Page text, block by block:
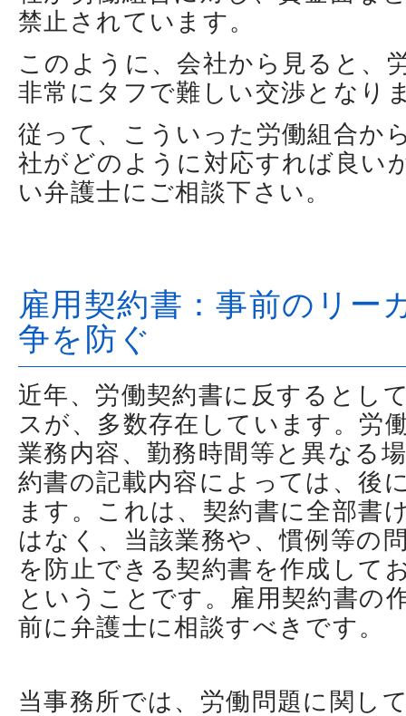
禁止されています。
このように、会社から見ると、
非常にタフで難しい交渉となり
従って、こういった労働組合か
社がどのように対応すれば良い
い弁護士にご相談下さい。
雇用契約書：事前のリー
争を防ぐ
近年、労働契約書に反するとし
スが、多数存在しています。労
業務内容、勤務時間等と異なる
約書の記載内容によっては、後
ます。これは、契約書に全部書
はなく、当該業務や、慣例等の
を防止できる契約書を作成して
ということです。雇用契約書の
前に弁護士に相談すべきです。
当事務所では、労働問題に関し